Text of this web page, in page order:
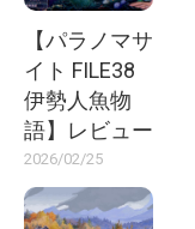
【パラノマサ
イト FILE38
伊勢人魚物
語】レビュー
2026/02/25